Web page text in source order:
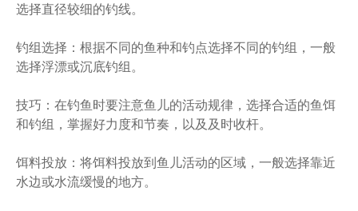
选择直径较细的钓线。
钓组选择：根据不同的鱼种和钓点选择不同的钓组，一般
选择浮漂或沉底钓组。
技巧：在钓鱼时要注意鱼儿的活动规律，选择合适的鱼饵
和钓组，掌握好力度和节奏，以及及时收杆。
饵料投放：将饵料投放到鱼儿活动的区域，一般选择靠近
水边或水流缓慢的地方。